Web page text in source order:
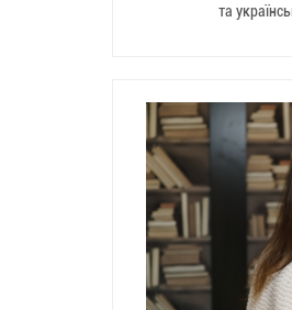
та